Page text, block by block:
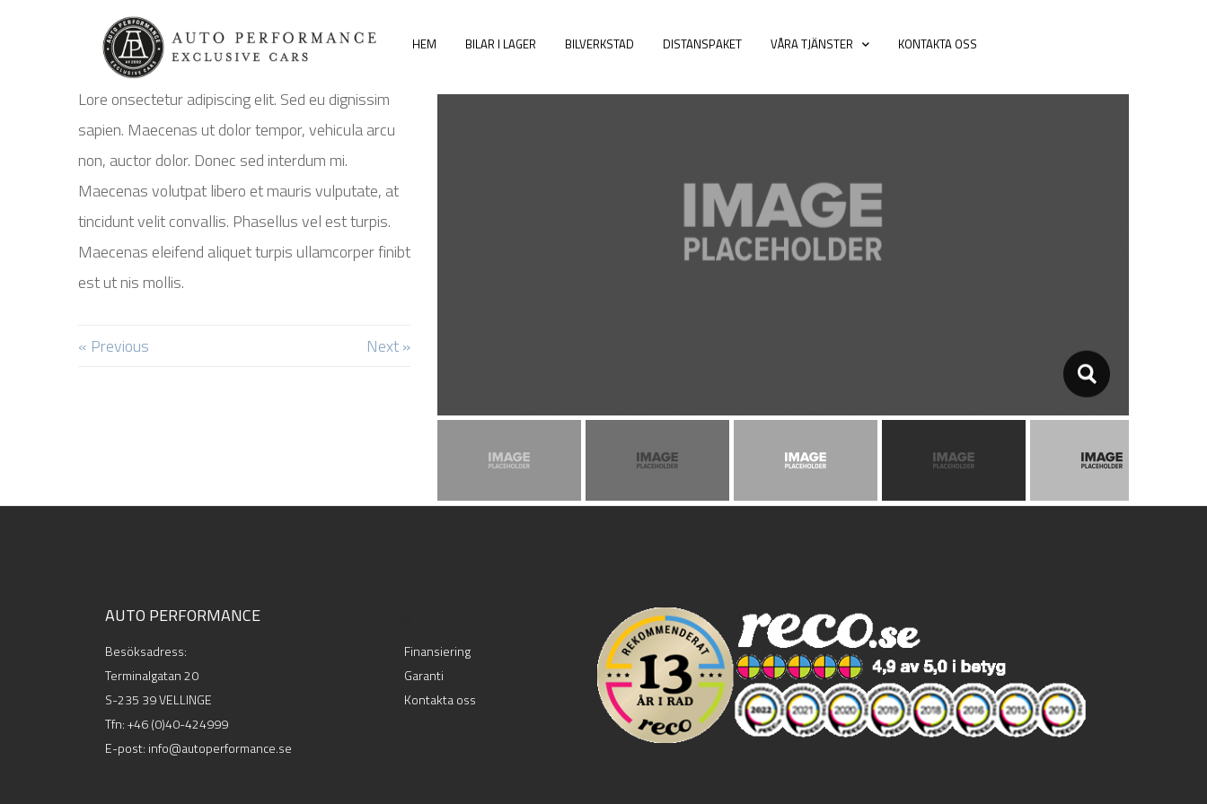
HEM BILAR I LAGER BILVERKSTAD DISTANSPAKET VÅRA TJÄNSTER KONTAKTA OSS
Lore onsectetur adipiscing elit. Sed eu dignissim
sapien. Maecenas ut dolor tempor, vehicula arcu
non, auctor dolor. Donec sed interdum mi.
Maecenas volutpat libero et mauris vulputate, at
tincidunt velit convallis. Phasellus vel est turpis.
Maecenas eleifend aliquet turpis ullamcorper finibt
est ut nis mollis.
« Previous Next »
AUTO PERFORMANCE
Besöksadress:
Terminalgatan 20
S-235 39 VELLINGE
Tfn:+46 (0)40-424999
E-post: info@autoperformance.se
Finansiering
Garanti
Kontakta oss